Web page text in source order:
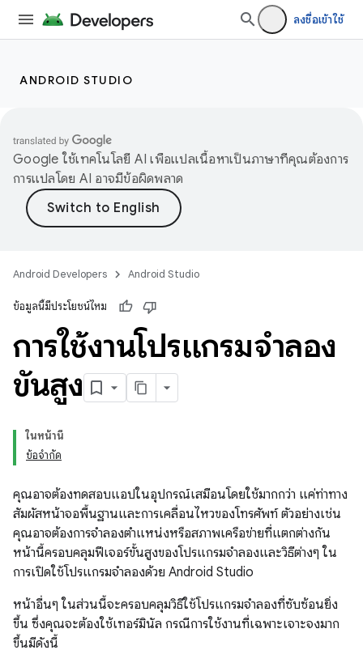
ลงชื่อเข้าใช้
ANDROID STUDIO
Google ใช้เทคโนโลยี AI เพื่อแปลเนื้อหาเป็นภาษาที่คุณต้องการ
การแปลโดย AI อาจมีข้อผิดพลาด
Android Developers Android Studio
ข้อมูลนี้มีประโยชน์ไหม
การใช้งานโปรแกรมจำลอง
ขั้นสูง
ในหน้านี้
ข้อจำกัด
คุณอาจต้องทดสอบแอปในอุปกรณ์เสมือนโดยใช้มากกว่า แค่ท่าทาง
สัมผัสหน้าจอพื้นฐานและการเคลื่อนไหวของโทรศัพท์ ตัวอย่างเช่น
คุณอาจต้องการจำลองตำแหน่งหรือสภาพเครือข่ายที่แตกต่างกัน
หน้านี้ครอบคลุมฟีเจอร์ขั้นสูงของโปรแกรมจำลองและวิธีต่างๆ ใน
การเปิดใช้โปรแกรมจำลองด้วย Android Studio
หน้าอื่นๆ ในส่วนนี้จะครอบคลุมวิธีใช้โปรแกรมจำลองที่ซับซ้อนยิ่ง
ขึ้น ซึ่งคุณจะต้องใช้เทอร์มินัล กรณีการใช้งานที่เฉพาะเจาะจงมาก
ขึ้นมีดังนี้